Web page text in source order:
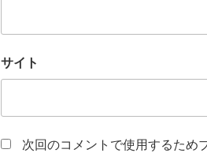
サイト
次回のコメントで使用するため